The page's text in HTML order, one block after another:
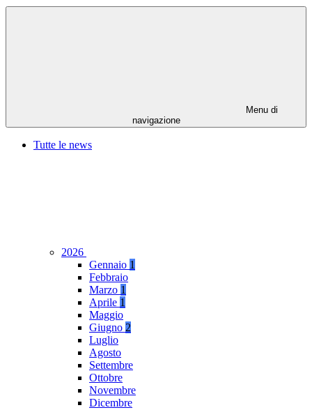
Menu di
navigazione
Tutte le news
2026
Gennaio 1
Febbraio
Marzo 1
Aprile 1
Maggio
Giugno 2
Luglio
Agosto
Settembre
Ottobre
Novembre
Dicembre